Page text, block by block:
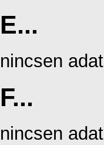
E...
nincsen
F...
nincsen